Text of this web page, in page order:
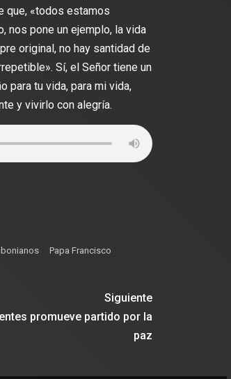
que, «todos estamos
nos pone un ejemplo, la vida
original, no hay santidad de
Sí, el Señor tiene un
para tu vida, para mi vida,
y vivirlo con alegría.
Papa Francisco
Siguiente
promueve partido por la
paz